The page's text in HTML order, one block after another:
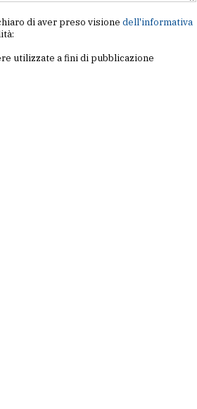
di aver preso visione dell'informativa
utilizzate a fini di pubblicazione